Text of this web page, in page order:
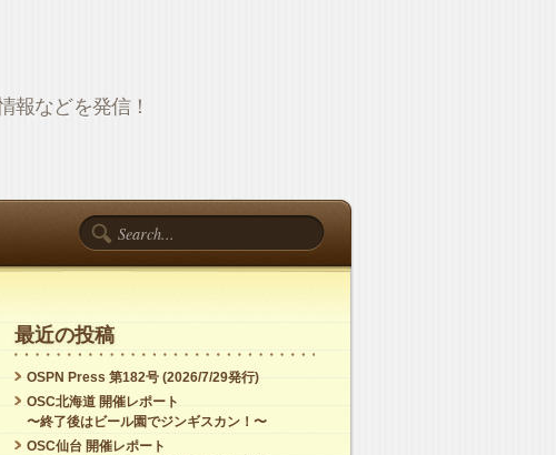
報などを発信！
最近の投稿
OSPN Press 第182号 (2026/7/29発行)
OSC北海道 開催レポート
〜終了後はビール園でジンギスカン！〜
OSC仙台 開催レポート